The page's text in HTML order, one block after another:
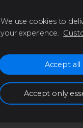
We use cookies to
your experience.
Accept all
Accept only